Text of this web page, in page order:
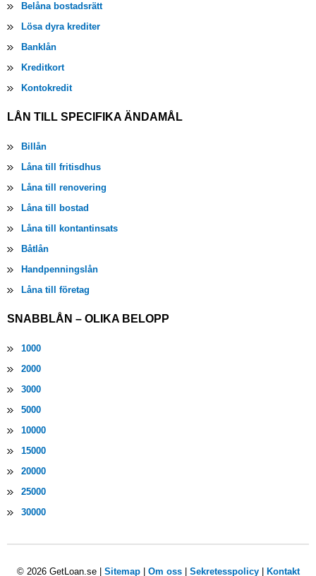
Belåna bostadsrätt
Lösa dyra krediter
Banklån
Kreditkort
Kontokredit
LÅN TILL SPECIFIKA ÄNDAMÅL
Billån
Låna till fritisdhus
Låna till renovering
Låna till bostad
Låna till kontantinsats
Båtlån
Handpenningslån
Låna till företag
SNABBLÅN – OLIKA BELOPP
1000
2000
3000
5000
10000
15000
20000
25000
30000
© 2026 GetLoan.se | Sitemap| Om oss| Sekretesspolicy| Kontakt